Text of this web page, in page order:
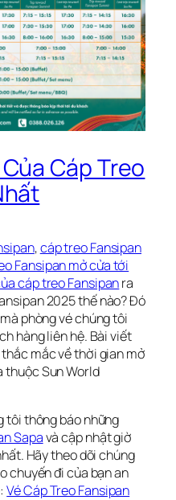
Cáp Treo
,cáp treo Fansipan
Fansipan mở cửa tới
cáp treo Fansipanra
2025 thế nào? Đó
phòng vé chúng tôi
hàng liên hệ. Bài viết
mắc về thời gian mở
thuộc Sun World
tôi thông báo những
Sapavà cập nhật giờ
Hãy theo dõi chúng
chuyến đi của bạn an
Vé Cáp Treo Fansipan